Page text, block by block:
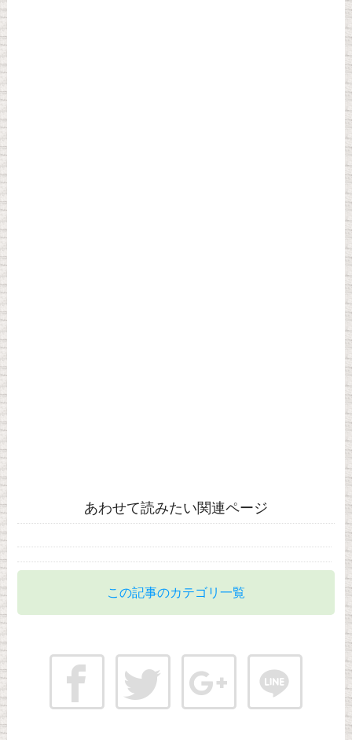
あわせて読みたい関連ページ
この記事のカテゴリ一覧